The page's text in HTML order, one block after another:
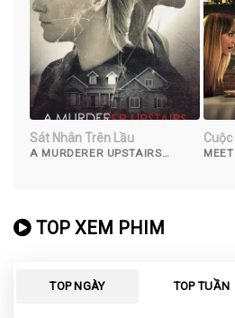
Sát Nhân Trên Lầu
A MURDERER UPSTAIRS
Cuộc
TOP XEM PHIM
TOP NGÀY TOP TUẦN